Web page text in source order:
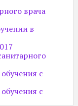
врача
в
c
c